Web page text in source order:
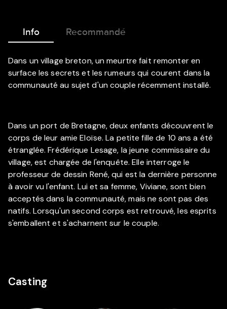
Info Recommandé
Dans un village breton, un meurtre fait remonter en
surface les secrets et les rumeurs qui courent dans la
communauté au sujet d'un couple récemment installé.
Dans un port de Bretagne, deux enfants découvrent le
corps de leur amie Eloïse. La petite fille de 10 ans a été
étranglée. Frédérique Lesage, la jeune commissaire du
village, est chargée de l'enquête. Elle interroge le
professeur de dessin René, qui est la dernière personne
à avoir vu l'enfant. Lui et sa femme, Viviane, sont bien
acceptés dans la communauté, mais ne sont pas des
natifs. Lorsqu'un second corps est retrouvé, les esprits
s'emballent et s'acharnent sur le couple.
Casting